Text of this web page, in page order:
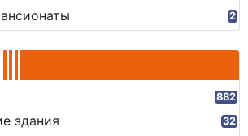
2
882
здания 32